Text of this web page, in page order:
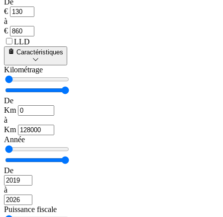
€
à
€
LLD
Caractéristiques
Kilométrage
De
Km
à
Km
Année
De
à
Puissance fiscale